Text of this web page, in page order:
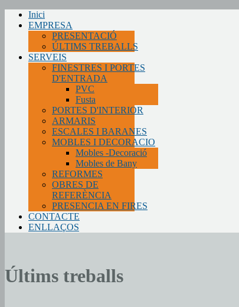
Inici
EMPRESA
PRESENTACIÓ
ÚLTIMS TREBALLS
SERVEIS
FINESTRES I PORTES
D'ENTRADA
PVC
Fusta
PORTES D'INTERIOR
ARMARIS
ESCALES I BARANES
MOBLES I DECORACIO
Mobles -Decoració
Mobles de Bany
REFORMES
OBRES DE
REFERÈNCIA
PRESENCIA EN FIRES
CONTACTE
ENLLAÇOS
Últims treballs